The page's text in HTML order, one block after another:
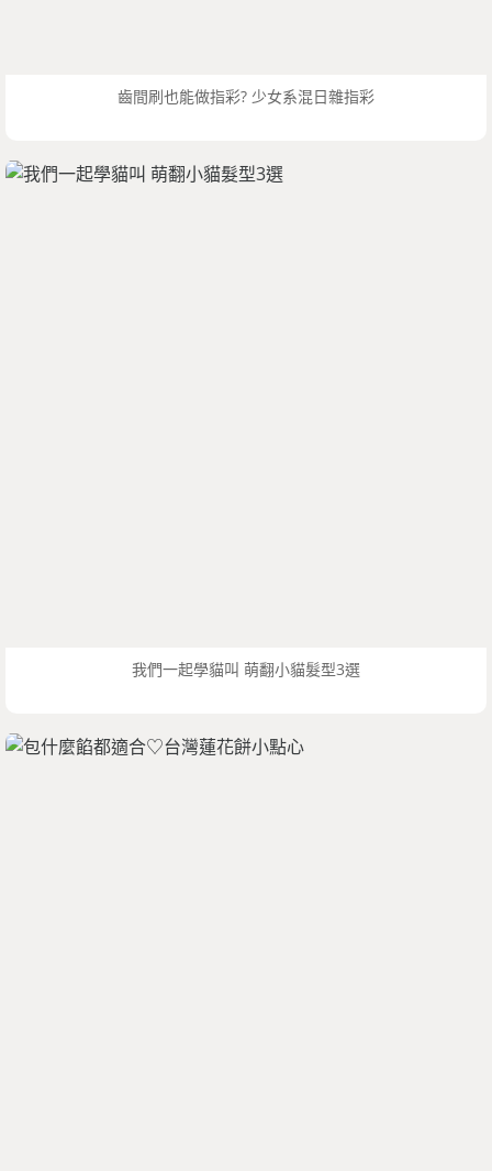
齒間刷也能做指彩? 少女系混日雜指彩
我們一起學貓叫 萌翻小貓髮型3選